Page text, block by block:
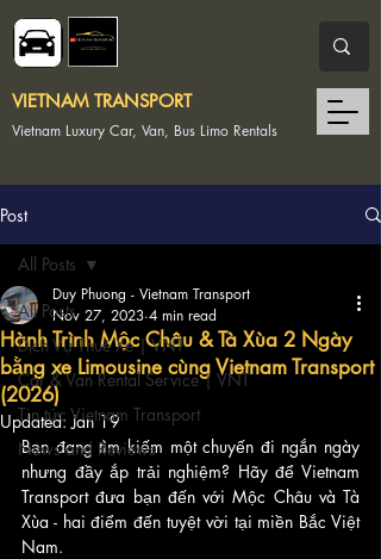
Vietnam Luxury Car, Van, Bus Limo Rentals
VIETNAM TRANSPORT
Post
All Posts
Dịch Vụ Thuê Xe | VNT
Car & Van Rental Service | VNT
Tin tức Vietnam Transport
News and Reviews
All Posts
Hành Trình Mộc Châu & Tà Xùa 2 Ngày
bằng xe Limousine cùng Vietnam Transport
(2026)
Duy Phuong - Vietnam Transport
Nov 27, 2023 4 min read
Updated:Jan 19
Bạn đang tìm kiếm một chuyến đi ngắn ngày
nhưng đầy ắp trải nghiệm? Hãy để Vietnam
Transport đưa bạn đến với Mộc Châu và Tà
Xùa - hai điểm đến tuyệt vời tại miền Bắc Việt
Nam.